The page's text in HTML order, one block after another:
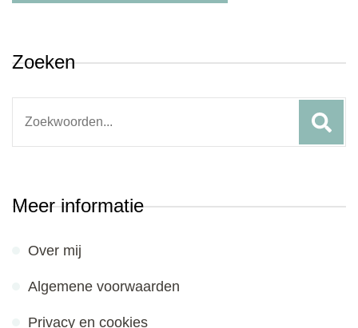
Zoeken
Meer informatie
Over mij
Algemene voorwaarden
Privacy en cookies